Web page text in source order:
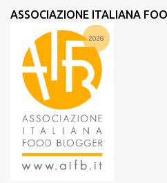
ASSOCIAZIONE ITALIANA